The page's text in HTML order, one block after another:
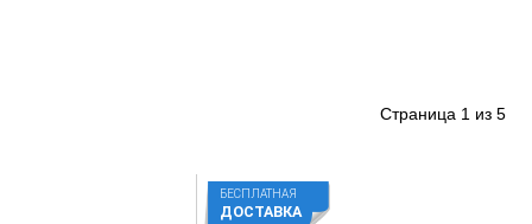
Страница 1 из 5
БЕСПЛАТНАЯ
ДОСТАВКА